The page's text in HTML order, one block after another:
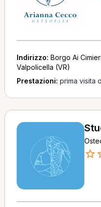
Indirizzo: Borgo Ai
Valpolicella (VR)
Prestazioni: prima visita